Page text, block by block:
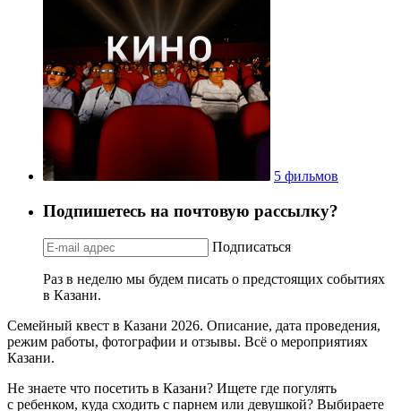
5 фильмов
Подпишетесь на почтовую рассылку?
Подписаться
Раз в неделю мы будем писать о предстоящих событиях
в Казани.
Семейный квест в Казани 2026. Описание, дата проведения,
режим работы, фотографии и отзывы. Всё о мероприятиях
Казани.
Не знаете что посетить в Казани? Ищете где погулять
с ребенком, куда сходить с парнем или девушкой? Выбираете